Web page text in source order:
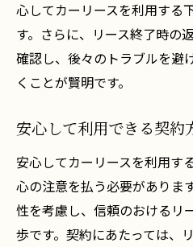
心してカーリースを利用する
す。さらに、リース終了時の
確認し、後々のトラブルを避
くことが賢明です。
安心して利用できる契約
安心してカーリースを利用す
心の注意を払う必要がありま
性を考慮し、信頼のおけるリ
歩です。契約にあたっては、